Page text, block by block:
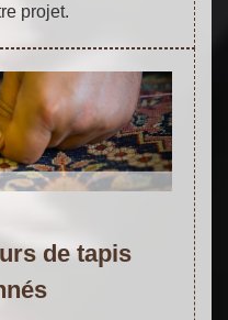
projet.
de tapis